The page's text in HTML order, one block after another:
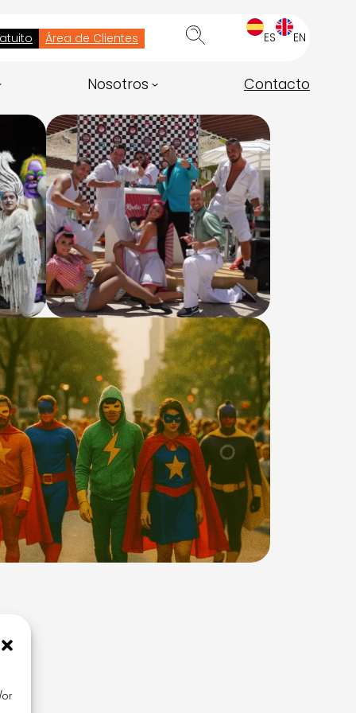
or
Área de Clientes ES EN
Nosotros Contacto